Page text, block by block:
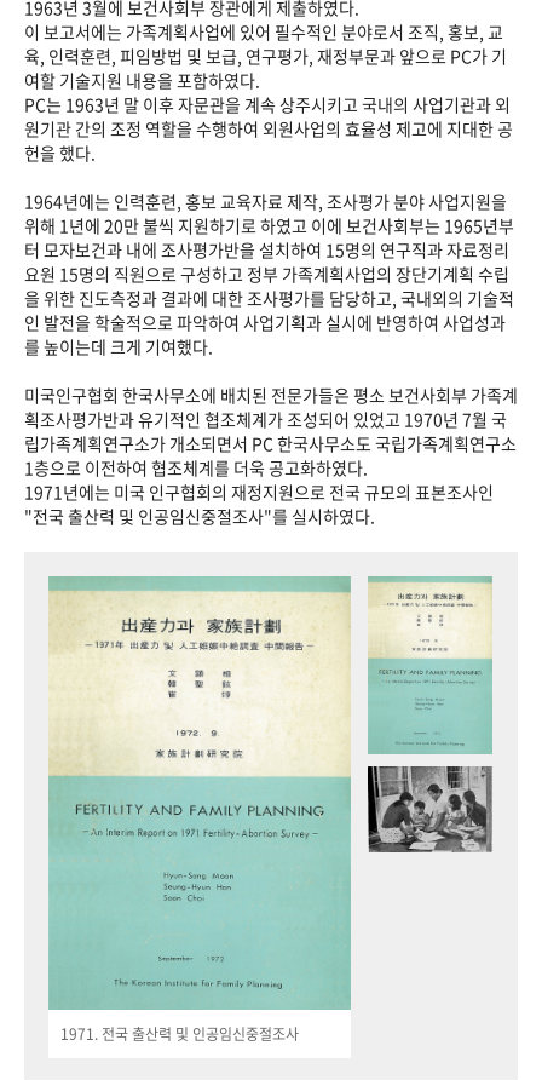
1963년 3월에 보건사회부 장관에게 제출하였다.
이 보고서에는 가족계획사업에 있어 필수적인 분야로서 조직, 홍보, 교
육, 인력훈련, 피임방법 및 보급, 연구평가, 재정부문과 앞으로 PC가 기
여할 기술지원 내용을 포함하였다.
PC는 1963년 말 이후 자문관을 계속 상주시키고 국내의 사업기관과 외
원기관 간의 조정 역할을 수행하여 외원사업의 효율성 제고에 지대한 공
헌을 했다.
1964년에는 인력훈련, 홍보 교육자료 제작, 조사평가 분야 사업지원을
위해 1년에 20만 불씩 지원하기로 하였고 이에 보건사회부는 1965년부
터 모자보건과 내에 조사평가반을 설치하여 15명의 연구직과 자료정리
요원 15명의 직원으로 구성하고 정부 가족계획사업의 장단기계획 수립
을 위한 진도측정과 결과에 대한 조사평가를 담당하고, 국내외의 기술적
인 발전을 학술적으로 파악하여 사업기획과 실시에 반영하여 사업성과
를 높이는데 크게 기여했다.
미국인구협회 한국사무소에 배치된 전문가들은 평소 보건사회부 가족계
획조사평가반과 유기적인 협조체계가 조성되어 있었고 1970년 7월 국
립가족계획연구소가 개소되면서 PC 한국사무소도 국립가족계획연구소
1층으로 이전하여 협조체계를 더욱 공고화하였다.
1971년에는 미국 인구협회의 재정지원으로 전국 규모의 표본조사인
"전국 출산력 및 인공임신중절조사"를 실시하였다.
1971. 전국 출산력 및 인공임신중절조사